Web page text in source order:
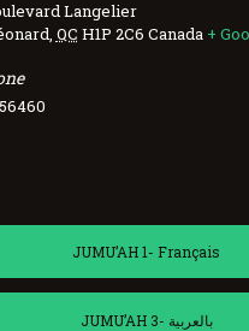
Langelier
QC H1P 2C6 Canada +
JUMU’AH 1- Français
JUMU’AH 3- بالعربية